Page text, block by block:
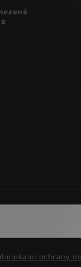
ochrany